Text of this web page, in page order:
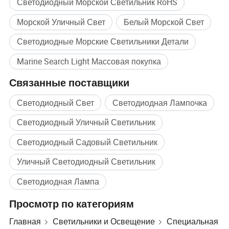
Серия LCDMA Marine Search Lights решение :
освещение мокрой головки / габаритные огни
(комбинация) / освещение стерниновой лестницы
2-контактный светодиодный прожектор /
Морской Уличный Свет
Белый Морской Свет
Светодиодные Морские Светильники Детали
Marine Search Light Массовая покупка
Связанные поставщики
Светодиодный Свет
Светодиодная Лампочка
Светодиодный Уличный Светильник
Светодиодный Садовый Светильник
Уличный Светодиодный Светильник
Светодиодная Лампа
Просмотр по категориям
Главная Светильники и Освещение
Специальная